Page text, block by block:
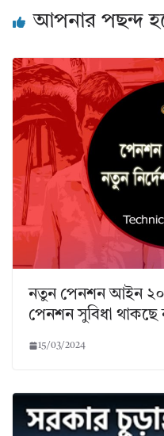
আপনার পছন্দ
নতুন পেনশন আইন
পেনশন সুবিধা থাকছে
15/03/2024